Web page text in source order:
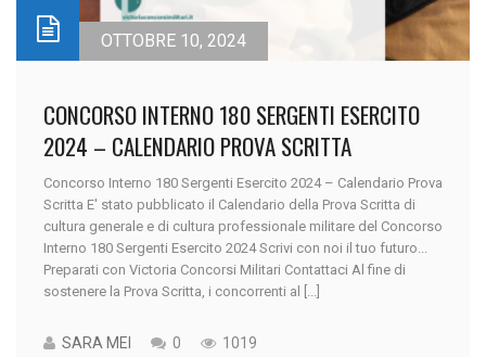
OTTOBRE 10, 2024
CONCORSO INTERNO 180 SERGENTI ESERCITO
2024 – CALENDARIO PROVA SCRITTA
Concorso Interno 180 Sergenti Esercito 2024 – Calendario Prova
Scritta E' stato pubblicato il Calendario della Prova Scritta di
cultura generale e di cultura professionale militare del Concorso
Interno 180 Sergenti Esercito 2024 Scrivi con noi il tuo futuro...
Preparati con Victoria Concorsi Militari Contattaci Al fine di
sostenere la Prova Scritta, i concorrenti al [...]
SARA MEI 0 1019